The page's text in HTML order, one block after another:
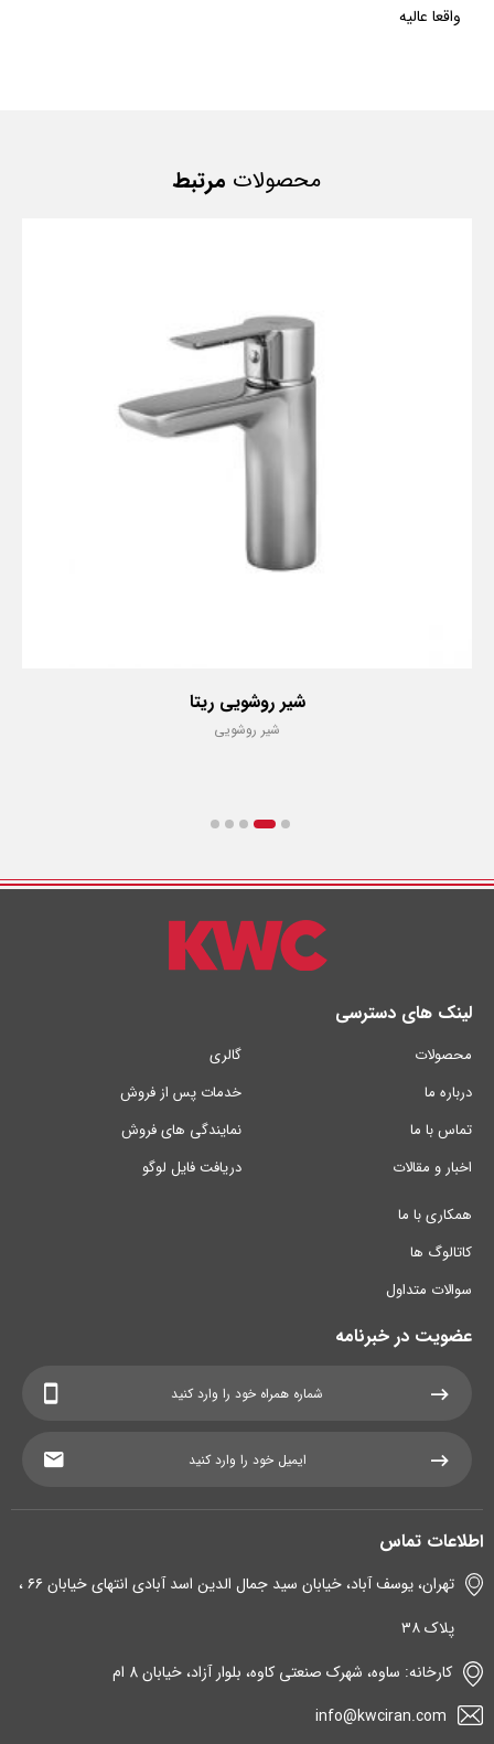
واقعا عالیه
محصولات مرتبط
شیر روشویی ریتا
شیر روشویی
لینک های دسترسی
محصولات
درباره ما
تماس با ما
اخبار و مقالات
گالری
خدمات پس از فروش
نمایندگی های فروش
دریافت فایل لوگو
همکاری با ما
کاتالوگ ها
سوالات متداول
عضویت در خبرنامه
اطلاعات تماس
تهران، یوسف آباد، خیابان سید جمال الدین اسد آبادی انتهای خیابان ۶۶ ،
پلاک ۳۸
کارخانه: ساوه، شهرک صنعتی کاوه، بلوار آزاد، خیابان 8 ام
info@kwciran.com